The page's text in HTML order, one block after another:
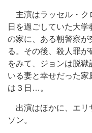
主演はラッセル・ク
日を過ごしていた大学
の家に、ある朝警察
る。その後、殺人罪
をみて、ジョンは脱
いる妻と幸せだった家
は３日…。
出演はほかに、エリ
ソン。